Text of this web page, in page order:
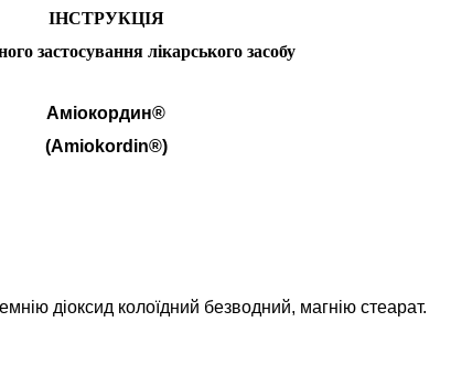
ІНСТРУКЦІЯ
застосування лікарського засобу
Аміокордин®
(Amiokordin®)
діоксид колоїдний безводний, магнію стеарат.